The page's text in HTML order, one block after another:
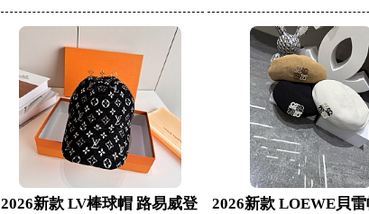
2026新款 LV棒球帽 路易威登
2026新款 LOEWE貝雷